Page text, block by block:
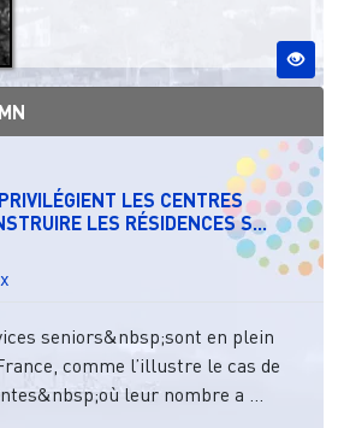
LES CENTRES
LES RÉSIDENCES S...
seniors&nbsp;sont en plein
comme l’illustre le cas de
leur nombre a ...